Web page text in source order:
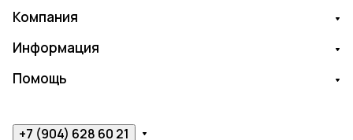
Компания
Информация
Помощь
+7 (904) 628 60 21